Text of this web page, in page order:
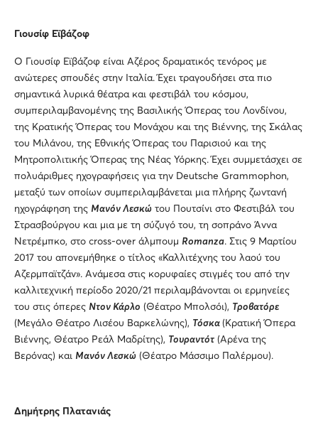
Γιουσίφ Εϊβάζοφ
Ο Γιουσίφ Εϊβάζοφ είναι Αζέρος δραματικός τενόρος με
ανώτερες σπουδές στην Ιταλία. Έχει τραγουδήσει στα πιο
σημαντικά λυρικά θέατρα και φεστιβάλ του κόσμου,
συμπεριλαμβανομένης της Βασιλικής Όπερας του Λονδίνου,
της Κρατικής Όπερας του Μονάχου και της Βιέννης, της Σκάλας
του Μιλάνου, της Εθνικής Όπερας του Παρισιού και της
Μητροπολιτικής Όπερας της Νέας Υόρκης. Έχει συμμετάσχει σε
πολυάριθμες ηχογραφήσεις για την Deutsche Grammophon,
μεταξύ των οποίων συμπεριλαμβάνεται μια πλήρης ζωντανή
ηχογράφηση της Μανόν Λεσκώ του Πουτσίνι στο Φεστιβάλ του
Στρασβούργου και μια με τη σύζυγό του, τη σοπράνο Άννα
Νετρέμπκο, στο cross-over άλμπουμ Romanza. Στις 9 Μαρτίου
2017 του απονεμήθηκε ο τίτλος «Καλλιτέχνης του λαού του
Αζερμπαϊτζάν». Ανάμεσα στις κορυφαίες στιγμές του από την
καλλιτεχνική περίοδο 2020/21 περιλαμβάνονται οι ερμηνείες
του στις όπερες Ντον Κάρλο (Θέατρο Μπολσόι), Τροβατόρε
(Μεγάλο Θέατρο Λισέου Βαρκελώνης), Τόσκα (Κρατική Όπερα
Βιέννης, Θέατρο Ρεάλ Μαδρίτης), Τουραντότ (Αρένα της
Βερόνας) και Μανόν Λεσκώ (Θέατρο Μάσσιμο Παλέρμου).
Δημήτρης Πλατανιάς